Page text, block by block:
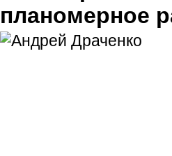
планомерное